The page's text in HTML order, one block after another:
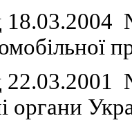
22.03.2001
органи